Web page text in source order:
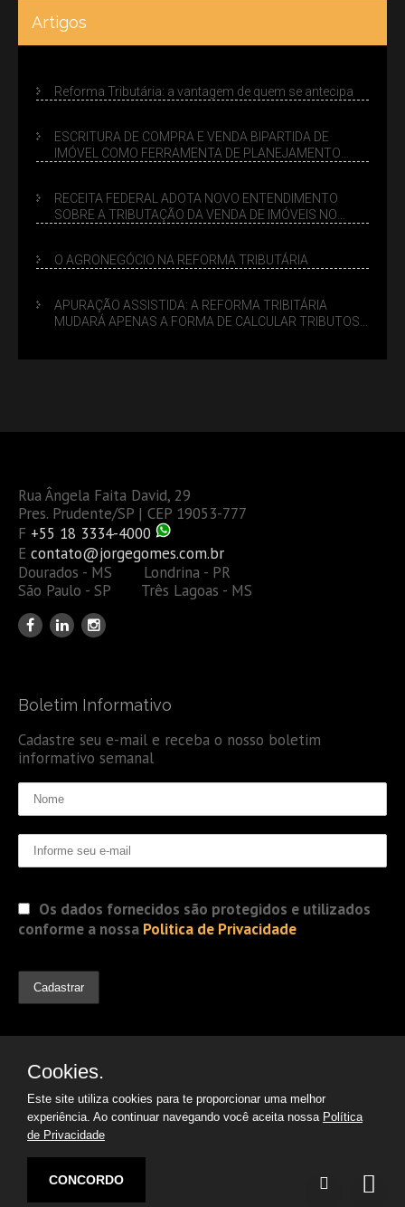
Artigos
Reforma Tributária: a vantagem de quem se antecipa
ESCRITURA DE COMPRA E VENDA BIPARTIDA DE
IMÓVEL COMO FERRAMENTA DE PLANEJAMENTO
RECEITA FEDERAL ADOTA NOVO ENTENDIMENTO
SOBRE A TRIBUTAÇÃO DA VENDA DE IMÓVEIS NO
O AGRONEGÓCIO NA REFORMA TRIBUTÁRIA
APURAÇÃO ASSISTIDA: A REFORMA TRIBITÁRIA
MUDARÁ APENAS A FORMA DE CALCULAR TRIBUTOS
Rua Ângela Faita David, 29
Pres. Prudente/SP | CEP 19053-777
F +55 18 3334-4000
E contato@jorgegomes.com.br
Dourados - MS Londrina - PR
São Paulo - SP Três Lagoas - MS
Boletim Informativo
Cadastre seu e-mail e receba o nosso boletim
informativo semanal
Os dados fornecidos são protegidos e utilizados
conforme a nossa Politica de Privacidade
© 2019 Jorge Gomes
Advogados. Direitos Reservados
Cookies.
Este site utiliza cookies para te proporcionar uma melhor
experiência. Ao continuar navegando você aceita nossa Política
de Privacidade
CONCORDO